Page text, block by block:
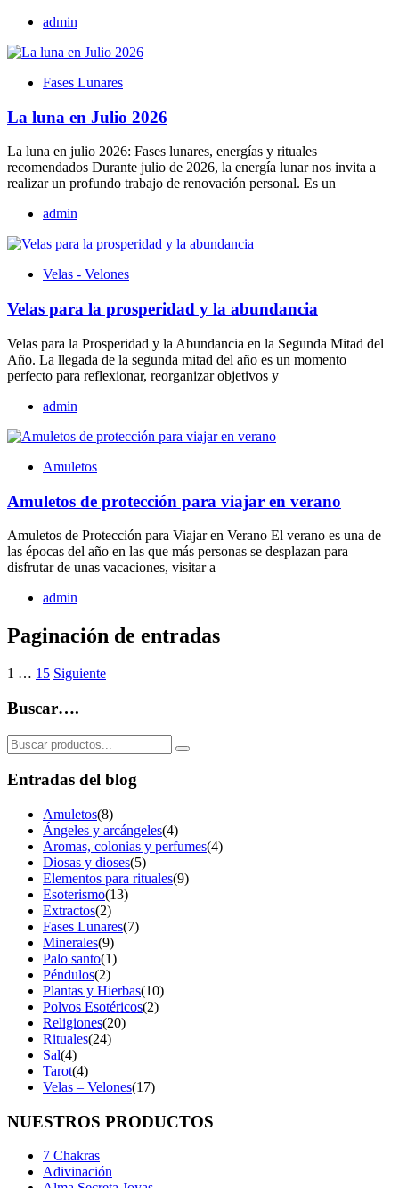
admin
Fases Lunares
La luna en Julio 2026
La luna en julio 2026: Fases lunares, energías y rituales
recomendados Durante julio de 2026, la energía lunar nos invita a
realizar un profundo trabajo de renovación personal. Es un
admin
Velas - Velones
Velas para la prosperidad y la abundancia
Velas para la Prosperidad y la Abundancia en la Segunda Mitad del
Año. La llegada de la segunda mitad del año es un momento
perfecto para reflexionar, reorganizar objetivos y
admin
Amuletos
Amuletos de protección para viajar en verano
Amuletos de Protección para Viajar en Verano El verano es una de
las épocas del año en las que más personas se desplazan para
disfrutar de unas vacaciones, visitar a
admin
Paginación de entradas
1 … 15 Siguiente
Buscar….
Entradas del blog
Amuletos(8)
Ángeles y arcángeles(4)
Aromas, colonias y perfumes(4)
Diosas y dioses(5)
Elementos para rituales(9)
Esoterismo(13)
Extractos(2)
Fases Lunares(7)
Minerales(9)
Palo santo(1)
Péndulos(2)
Plantas y Hierbas(10)
Polvos Esotéricos(2)
Religiones(20)
Rituales(24)
Sal(4)
Tarot(4)
Velas – Velones(17)
NUESTROS PRODUCTOS
7 Chakras
Adivinación